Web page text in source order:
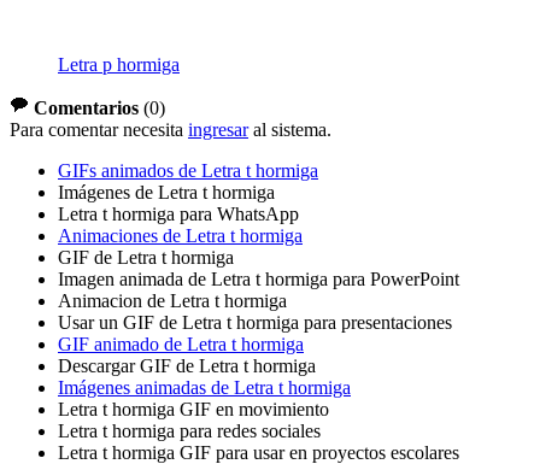
Letra p hormiga
Comentarios (0)
Para comentar necesita ingresaral sistema.
GIFs animados de Letra t hormiga
Imágenes de Letra t hormiga
Letra t hormiga para WhatsApp
Animaciones de Letra t hormiga
GIF de Letra t hormiga
Imagen animada de Letra t hormiga para PowerPoint
Animacion de Letra t hormiga
Usar un GIF de Letra t hormiga para presentaciones
GIF animado de Letra t hormiga
Descargar GIF de Letra t hormiga
Imágenes animadas de Letra t hormiga
Letra t hormiga GIF en movimiento
Letra t hormiga para redes sociales
Letra t hormiga GIF para usar en proyectos escolares